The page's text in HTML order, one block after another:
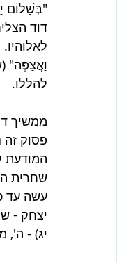
"בְּשָׁלוֹם
דוד
וַאֲצַפֶּה"
להללו.
ממשיך
פסוק
המודעת
שחרית
עשה עד
יצחק -
יג) - ה',